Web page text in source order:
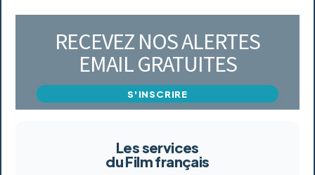
RECEVEZ NOS ALERTES
EMAIL GRATUITES
S'INSCRIRE
Les services
du Film français